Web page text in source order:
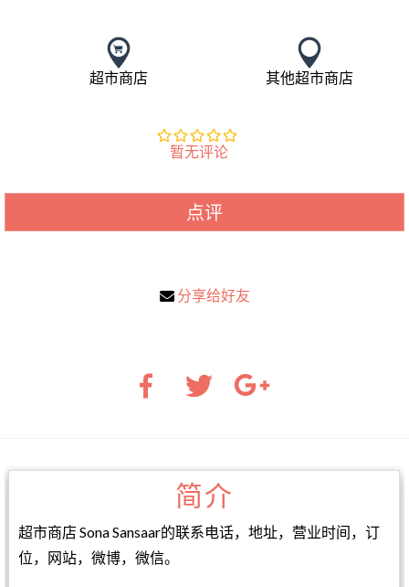
超市商店 其他超市商店
暂无评论
点评
分享给好友
简介
超市商店 Sona Sansaar的联系电话，地址，营业时间，订
位，网站，微博，微信。